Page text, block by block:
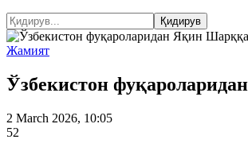
Жамият
Ўзбекистон
2 March 2026, 10:05
52